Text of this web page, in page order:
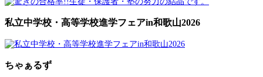
私立中学校・高等学校進学フェアin和歌山2026
ちゃぁるず